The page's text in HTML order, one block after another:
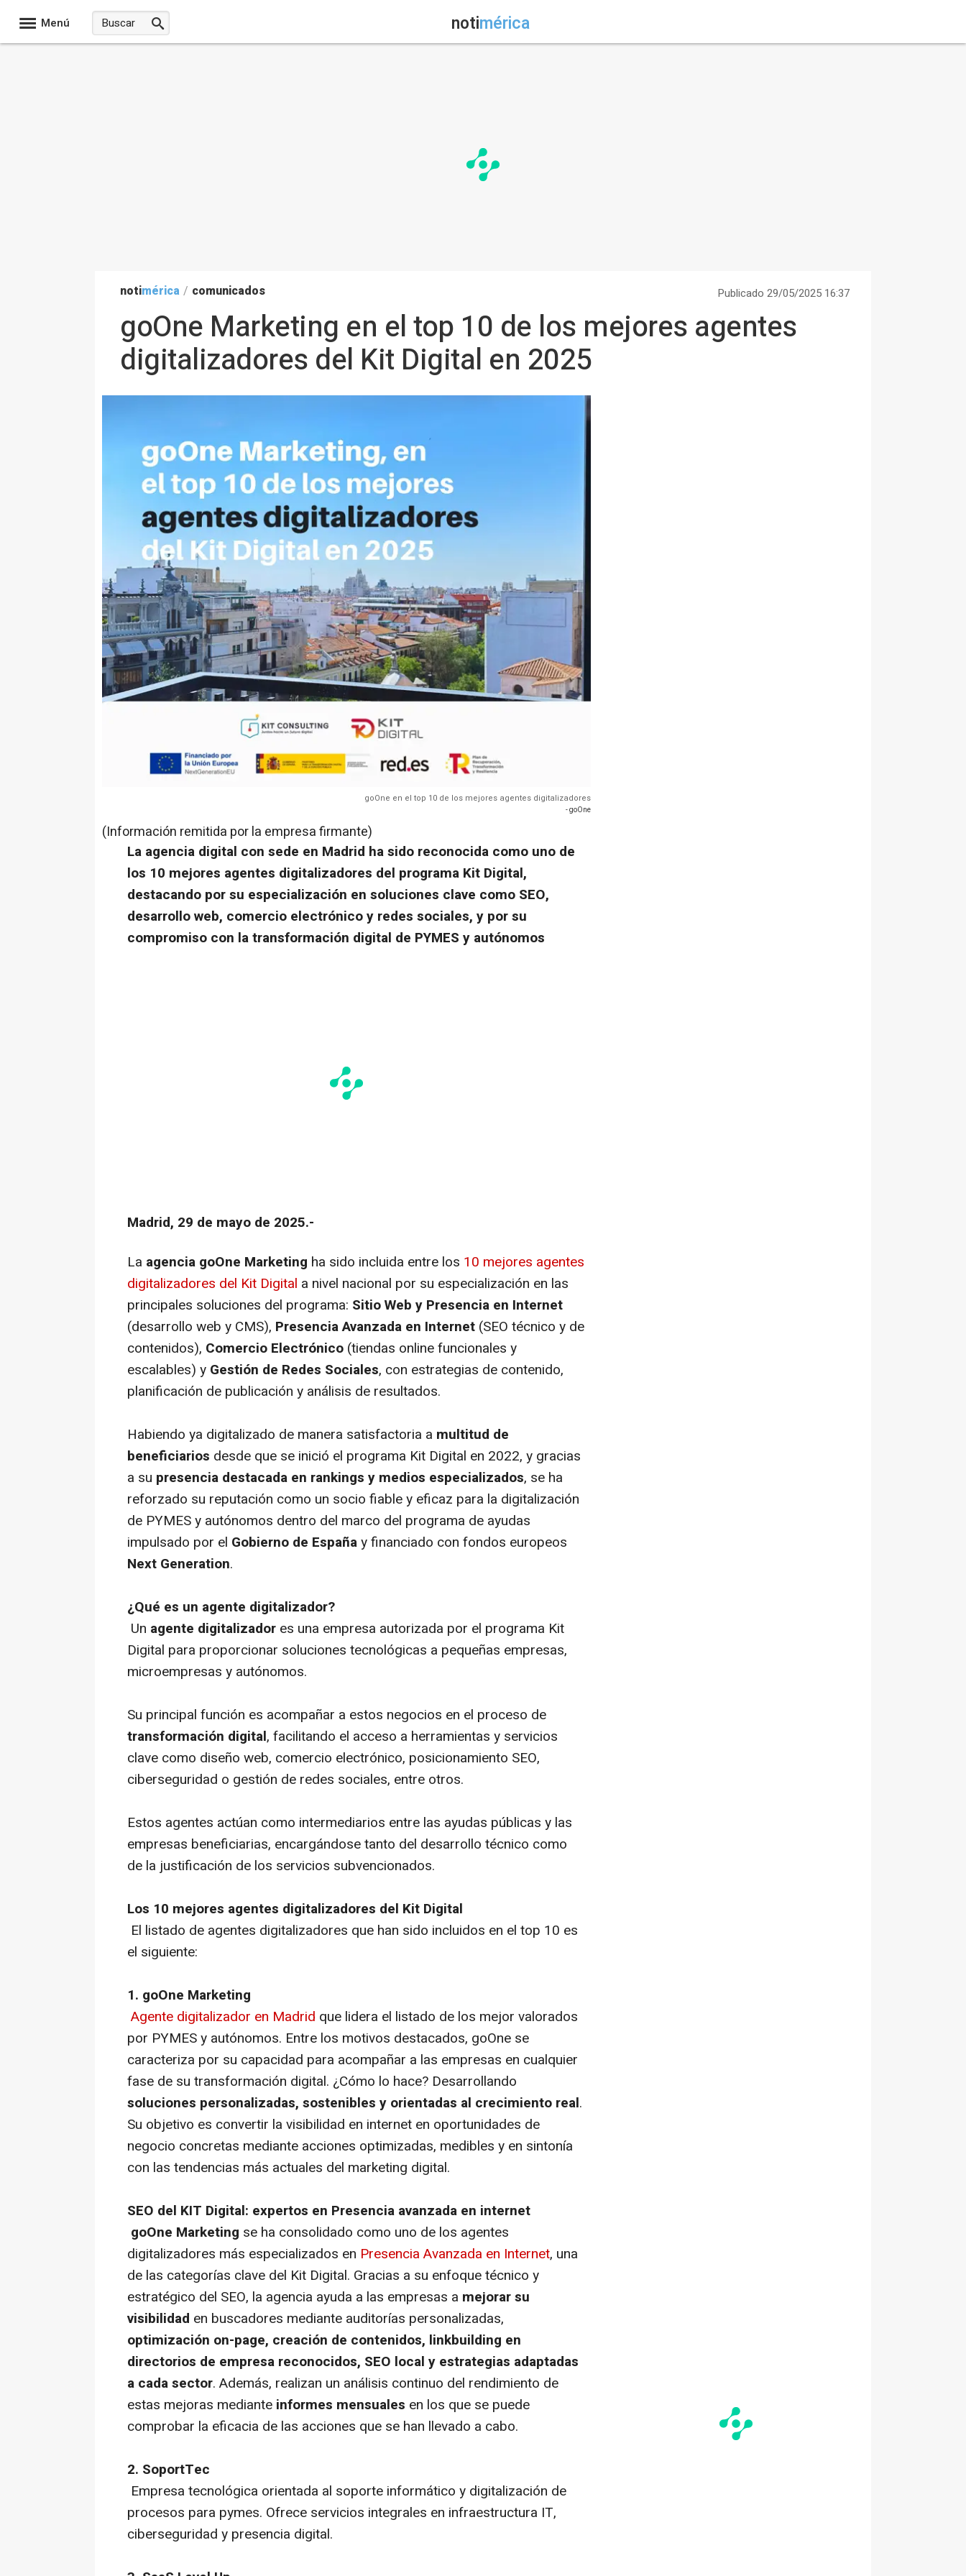
Menú notimérica
notimérica / comunicados Publicado 29/05/2025 16:37
goOne Marketing en el top 10 de los mejores agentes
digitalizadores del Kit Digital en 2025
goOne en el top 10 de los mejores agentes digitalizadores
- goOne
(Información remitida por la empresa firmante)
La agencia digital con sede en Madrid ha sido reconocida como uno de
los 10 mejores agentes digitalizadores del programa Kit Digital,
destacando por su especialización en soluciones clave como SEO,
desarrollo web, comercio electrónico y redes sociales, y por su
compromiso con la transformación digital de PYMES y autónomos
Madrid, 29 de mayo de 2025.-
La agencia goOne Marketing ha sido incluida entre los 10 mejores agentes
digitalizadores del Kit Digital a nivel nacional por su especialización en las
principales soluciones del programa: Sitio Web y Presencia en Internet
(desarrollo web y CMS), Presencia Avanzada en Internet (SEO técnico y de
contenidos), Comercio Electrónico (tiendas online funcionales y
escalables) y Gestión de Redes Sociales, con estrategias de contenido,
planificación de publicación y análisis de resultados.
Habiendo ya digitalizado de manera satisfactoria a multitud de
beneficiarios desde que se inició el programa Kit Digital en 2022, y gracias
a su presencia destacada en rankings y medios especializados, se ha
reforzado su reputación como un socio fiable y eficaz para la digitalización
de PYMES y autónomos dentro del marco del programa de ayudas
impulsado por el Gobierno de Españay financiado con fondos europeos
Next Generation.
¿Qué es un agente digitalizador?
Un agente digitalizador es una empresa autorizada por el programa Kit
Digital para proporcionar soluciones tecnológicas a pequeñas empresas,
microempresas y autónomos.
Su principal función es acompañar a estos negocios en el proceso de
transformación digital, facilitando el acceso a herramientas y servicios
clave como diseño web, comercio electrónico, posicionamiento SEO,
ciberseguridad o gestión de redes sociales, entre otros.
Estos agentes actúan como intermediarios entre las ayudas públicas y las
empresas beneficiarias, encargándose tanto del desarrollo técnico como
de la justificación de los servicios subvencionados.
Los 10 mejores agentes digitalizadores del Kit Digital
El listado de agentes digitalizadores que han sido incluidos en el top 10 es
el siguiente:
1. goOne Marketing
Agente digitalizador en Madrid que lidera el listado de los mejor valorados
por PYMES y autónomos. Entre los motivos destacados, goOne se
caracteriza por su capacidad para acompañar a las empresas en cualquier
fase de su transformación digital. ¿Cómo lo hace? Desarrollando
soluciones personalizadas, sostenibles y orientadas al crecimiento real.
Su objetivo es convertir la visibilidad en internet en oportunidades de
negocio concretas mediante acciones optimizadas, medibles y en sintonía
con las tendencias más actuales del marketing digital.
SEO del KIT Digital: expertos en Presencia avanzada en internet
goOne Marketing se ha consolidado como uno de los agentes
digitalizadores más especializados en Presencia Avanzada en Internet, una
de las categorías clave del Kit Digital. Gracias a su enfoque técnico y
estratégico del SEO, la agencia ayuda a las empresas a mejorar su
visibilidad en buscadores mediante auditorías personalizadas,
optimización on-page, creación de contenidos, linkbuilding en
directorios de empresa reconocidos, SEO local y estrategias adaptadas
a cada sector. Además, realizan un análisis continuo del rendimiento de
estas mejoras mediante informes mensuales en los que se puede
comprobar la eficacia de las acciones que se han llevado a cabo.
2. SoportTec
Empresa tecnológica orientada al soporte informático y digitalización de
procesos para pymes. Ofrece servicios integrales en infraestructura IT,
ciberseguridad y presencia digital.